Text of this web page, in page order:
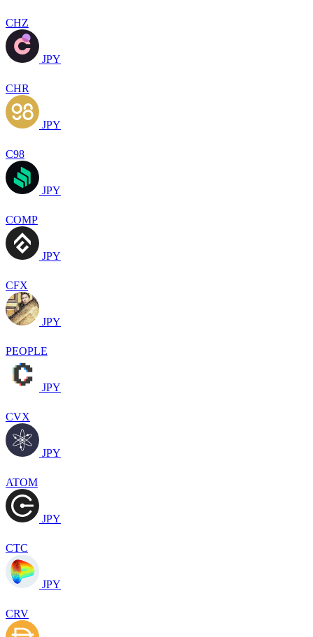
CHZ
JPY
CHR
JPY
C98
JPY
COMP
JPY
CFX
JPY
PEOPLE
JPY
CVX
JPY
ATOM
JPY
CTC
JPY
CRV